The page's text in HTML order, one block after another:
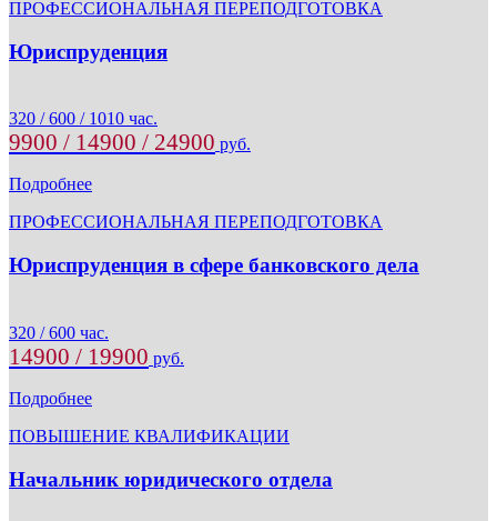
ПРОФЕССИОНАЛЬНАЯ ПЕРЕПОДГОТОВКА
Юриспруденция
320 / 600 / 1010 час.
9900 / 14900 / 24900 руб.
Подробнее
ПРОФЕССИОНАЛЬНАЯ ПЕРЕПОДГОТОВКА
Юриспруденция в сфере банковского дела
320 / 600 час.
14900 / 19900 руб.
Подробнее
ПОВЫШЕНИЕ КВАЛИФИКАЦИИ
Начальник юридического отдела